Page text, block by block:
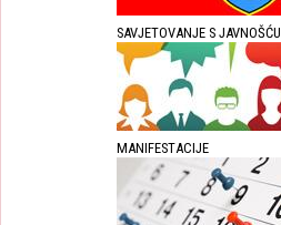
SAVJETOVANJE S JAVNOŠĆU
MANIFESTACIJE